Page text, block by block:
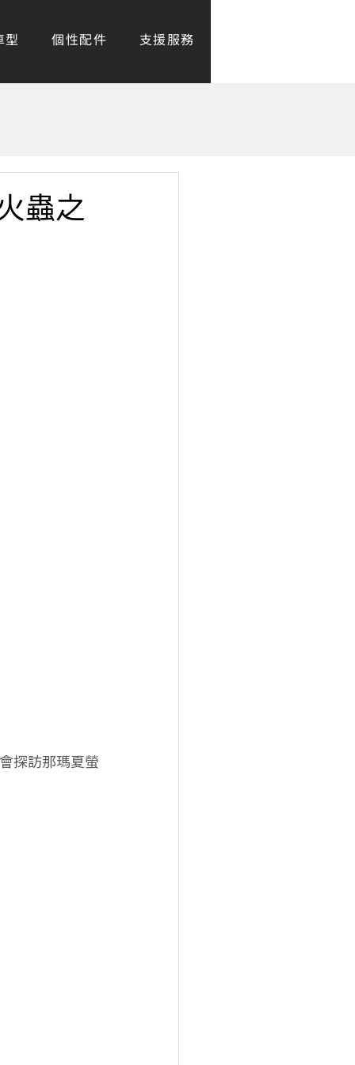
型 個性配件 支援服務
蟲之
探訪那瑪夏螢